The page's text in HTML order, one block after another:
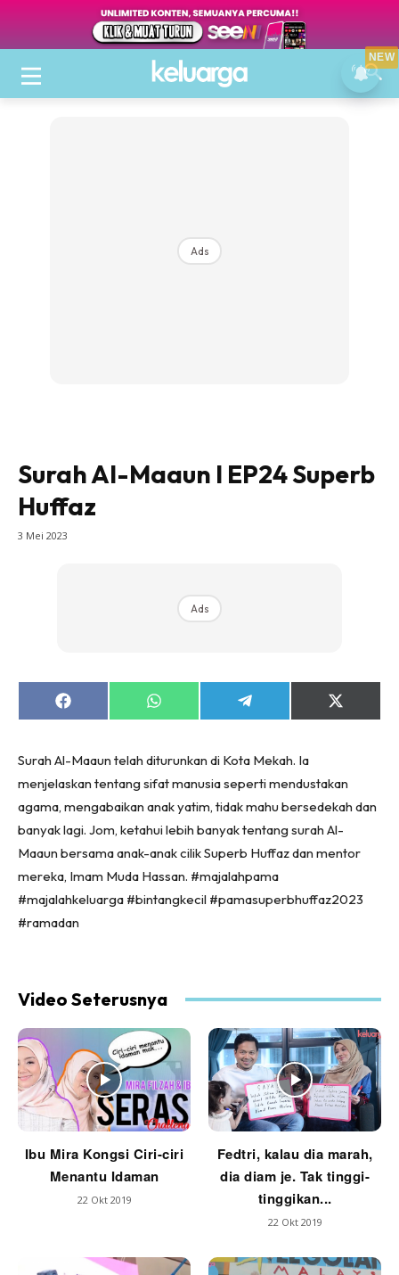
Ads
Surah Al-Maaun l EP24 Superb
Huffaz
3 Mei 2023
Ads
Share
on
Share
on
Share
on
Share
on
Surah Al-Maaun telah diturunkan di Kota Mekah. Ia
menjelaskan tentang sifat manusia seperti mendustakan
agama, mengabaikan anak yatim, tidak mahu bersedekah dan
banyak lagi. Jom, ketahui lebih banyak tentang surah Al-
Maaun bersama anak-anak cilik Superb Huffaz dan mentor
mereka, Imam Muda Hassan. #majalahpama
#majalahkeluarga #bintangkecil #pamasuperbhuffaz2023
#ramadan
Video Seterusnya
Ibu Mira Kongsi Ciri-ciri
Menantu Idaman
22 Okt 2019
Fedtri, kalau dia marah,
dia diam je. Tak tinggi-
tinggikan...
22 Okt 2019
NEW